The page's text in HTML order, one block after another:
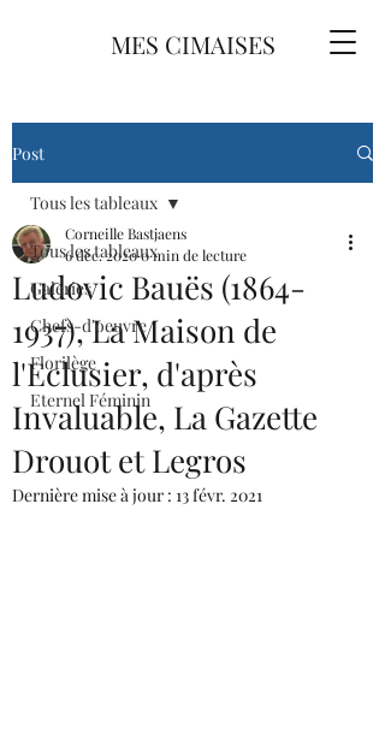
MES CIMAISES
Post
Tous les tableaux
Galeries
Chefs-d'oeuvre
Florilège
Eternel Féminin
Tous les tableaux
Ludovic Bauës (1864-
1937), La Maison de
l'Eclusier, d'après
Invaluable, La Gazette
Drouot et Legros
Corneille Bastjaens
6 déc. 20200 min de lecture
Dernière mise à jour : 13 févr. 2021